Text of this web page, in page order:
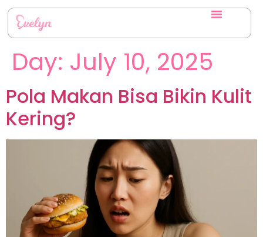
Day: July 10, 2025
Pola Makan Bisa Bikin Kulit
Kering?